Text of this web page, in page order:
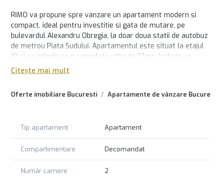
Oferte imobiliare Bucuresti Apartamente de vânzare Bucuresti
RIMO va propune spre vanzare un apartament modern si
compact, ideal pentru investitie si gata de mutare, pe
bulevardul Alexandru Obregia, la doar doua statii de autobuz
de metrou Piata Sudului. Apartamentul este situat la etajul
10 si se intinde pe o suprafata utila de 37mp. Include un
dormitor luminos, living atragator cu deschidere catre un
balcon excelent ca spatiu extra de depozitare, baie cu toate
prin termoficare. 68.000€, disponibil acum!
Citește mai mult
Tip apartament Apartament
Compartimentare Decomandat
Număr camere 2